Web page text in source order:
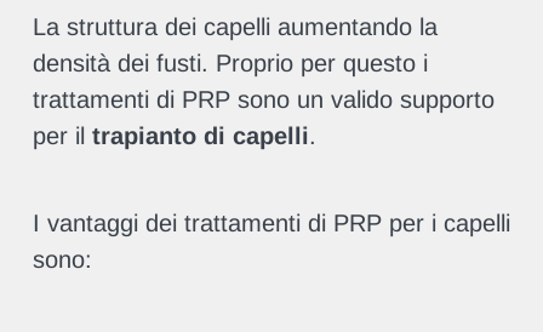
La struttura dei capelli aumentando la
densità dei fusti. Proprio per questo i
trattamenti di PRP sono un valido supporto
per il trapianto di capelli.
I vantaggi dei trattamenti di PRP per i capelli
sono: